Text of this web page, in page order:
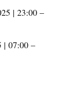
| 23:00 –
| 07:00 –